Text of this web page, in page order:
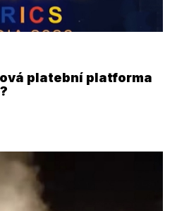
platební platforma